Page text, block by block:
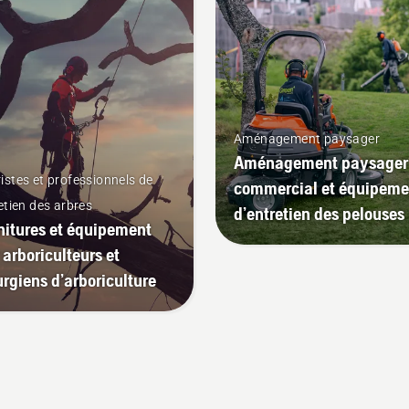
et professionnels de
des arbres
et équipement
et
d’arboriculture
Aménagement paysager
Aménagement paysager
commercial et
d’entretien des pelouses